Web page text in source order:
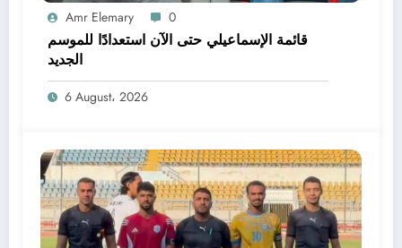
Amr Elemary 0
قائمة الإسماعيلي حتى الآن استعدادًا للموسم
الجديد
6 August، 2026